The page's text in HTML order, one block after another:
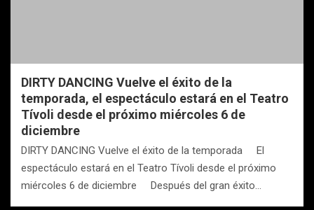
DIRTY DANCING Vuelve el éxito de la
temporada, el espectáculo estará en el Teatro
Tívoli desde el próximo miércoles 6 de
diciembre
DIRTY DANCING Vuelve el éxito de la temporada El
espectáculo estará en el Teatro Tívoli desde el próximo
miércoles 6 de diciembre Después del gran éxito…